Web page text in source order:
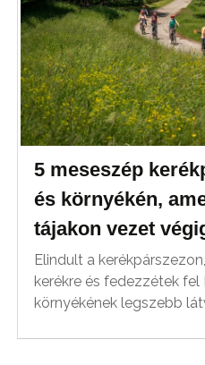
5 meseszép
és környékén,
tájakon vezet
Elindult a
kerékre és fedezzétek fel
környékének legszebb